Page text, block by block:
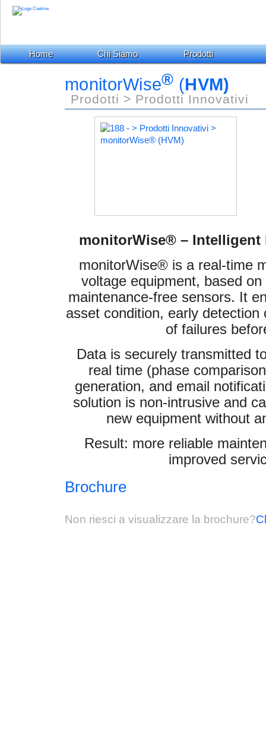
Home Chi Siamo Prodotti
monitorWise® (HVM)
Prodotti > Prodotti Innovativi
monitorWise® – Intelligent
monitorWise® is a real-time
voltage equipment, based
maintenance-free sensors. It
asset condition, early
of failures
Data is securely transmitted
real time (phase
generation, and email
solution is non-intrusive and
new equipment without
Result: more reliable
improved
Brochure
Non riesci a visualizzare la brochure?